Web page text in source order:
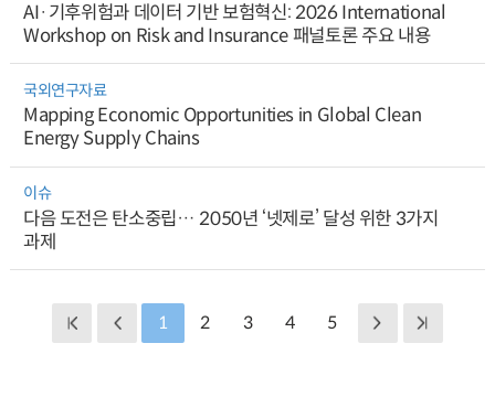
AI·기후위험과 데이터 기반 보험혁신: 2026 International
Workshop on Risk and Insurance 패널토론 주요 내용
국외연구자료
Mapping Economic Opportunities in Global Clean
Energy Supply Chains
이슈
다음 도전은 탄소중립… 2050년 ‘넷제로’ 달성 위한 3가지
과제
1 2 3 4 5